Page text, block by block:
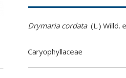
Drymaria cordata(L.) Willd.
Caryophyllaceae